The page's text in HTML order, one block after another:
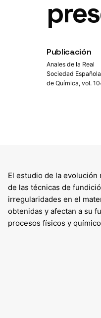
Publicación
Anales de la Real
Sociedad Española
de Química, vol.
El estudio de la
de las técnicas de
irregularidades en el
obtenidas y afectan a su
procesos físicos y